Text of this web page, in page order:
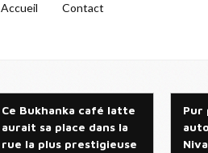
Accueil Contact
Ce Bukhanka café latte
aurait sa place dans la
rue la plus prestigieuse
Pur